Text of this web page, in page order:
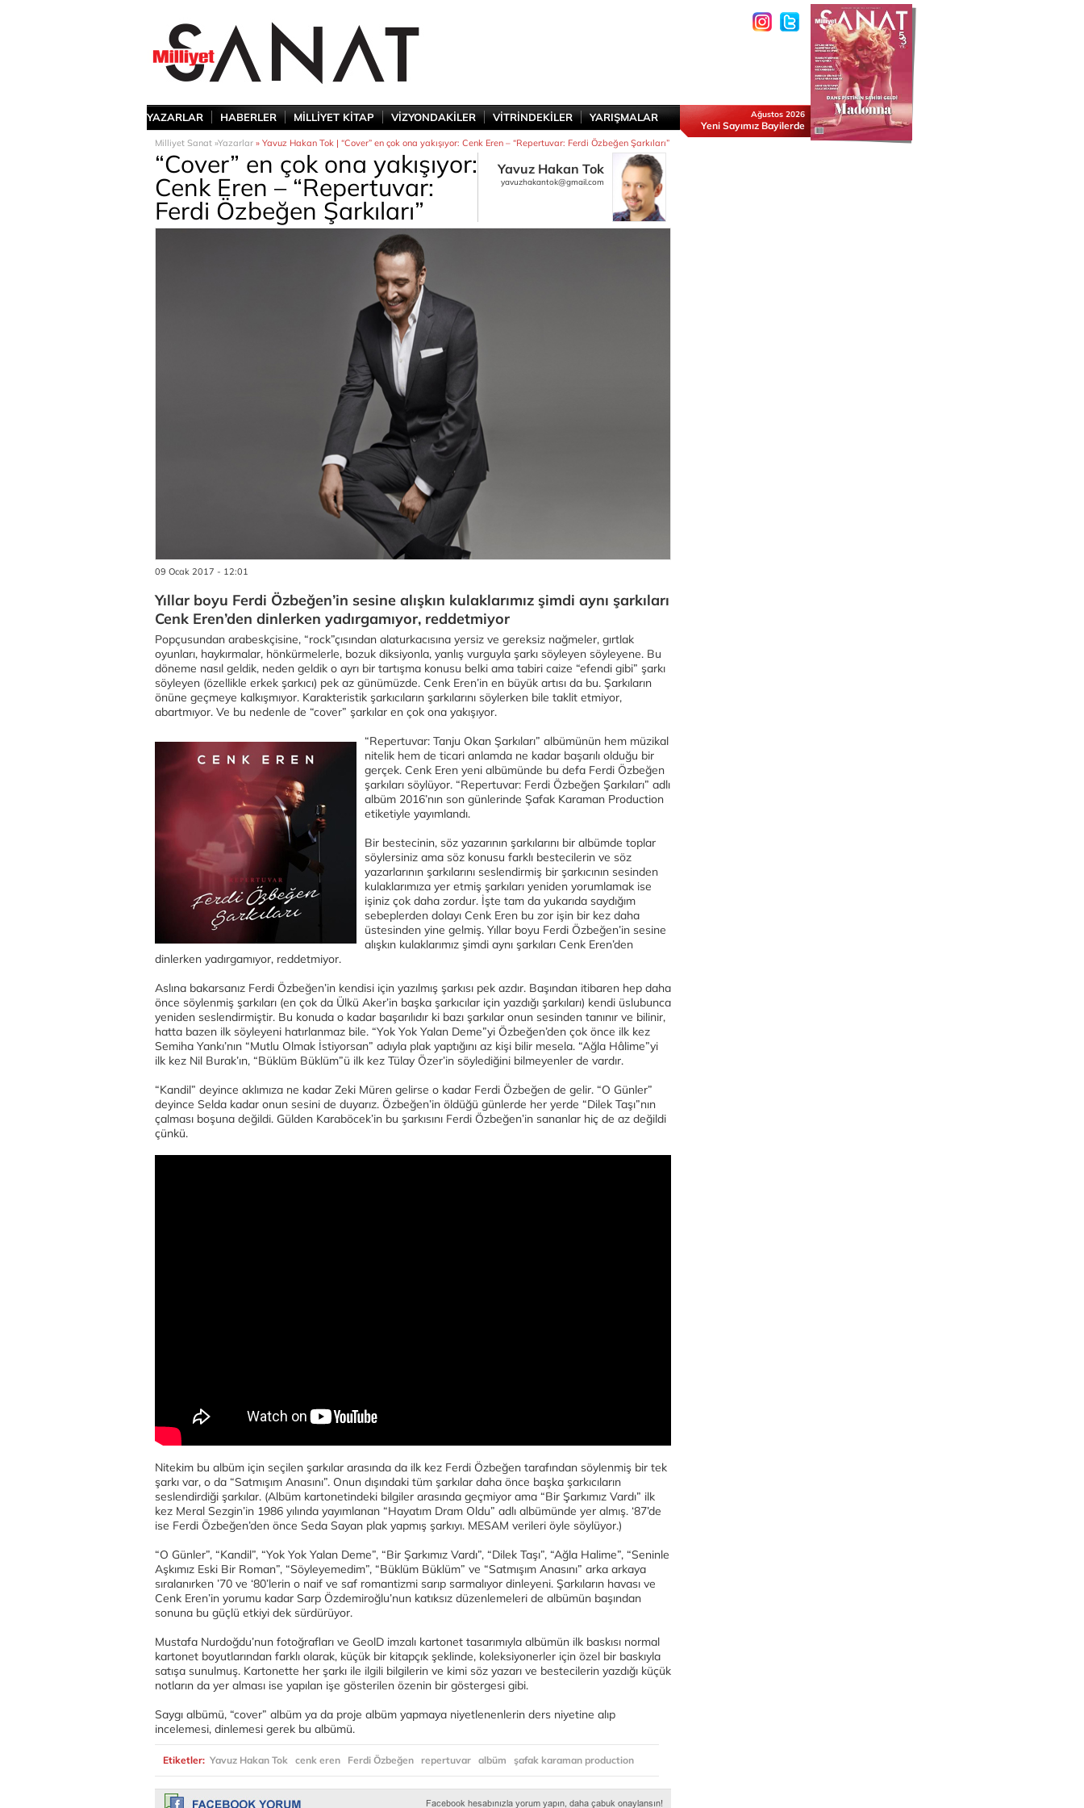
YAZARLAR HABERLER MİLLİYET KİTAP VİZYONDAKİLER VİTRİNDEKİLER YARIŞMALAR Ağustos 2026
Yeni Sayımız Bayilerde
Milliyet Sanat »Yazarlar » Yavuz Hakan Tok | “Cover” en çok ona yakışıyor: Cenk Eren – “Repertuvar: Ferdi Özbeğen Şarkıları”
“Cover” en çok ona yakışıyor:
Cenk Eren – “Repertuvar:
Ferdi Özbeğen Şarkıları”
Yavuz Hakan Tok
yavuzhakantok@gmail.com
09 Ocak 2017 - 12:01
Yıllar boyu Ferdi Özbeğen’in sesine alışkın kulaklarımız şimdi aynı şarkıları
Cenk Eren’den dinlerken yadırgamıyor, reddetmiyor
Popçusundan arabeskçisine, “rock”çısından alaturkacısına yersiz ve gereksiz nağmeler, gırtlak
oyunları, haykırmalar, hönkürmelerle, bozuk diksiyonla, yanlış vurguyla şarkı söyleyen söyleyene. Bu
döneme nasıl geldik, neden geldik o ayrı bir tartışma konusu belki ama tabiri caize “efendi gibi” şarkı
söyleyen (özellikle erkek şarkıcı) pek az günümüzde. Cenk Eren’in en büyük artısı da bu. Şarkıların
önüne geçmeye kalkışmıyor. Karakteristik şarkıcıların şarkılarını söylerken bile taklit etmiyor,
abartmıyor. Ve bu nedenle de “cover” şarkılar en çok ona yakışıyor.
“Repertuvar: Tanju Okan Şarkıları” albümünün hem müzikal
nitelik hem de ticari anlamda ne kadar başarılı olduğu bir
gerçek. Cenk Eren yeni albümünde bu defa Ferdi Özbeğen
şarkıları söylüyor. “Repertuvar: Ferdi Özbeğen Şarkıları” adlı
albüm 2016’nın son günlerinde Şafak Karaman Production
etiketiyle yayımlandı.
Bir bestecinin, söz yazarının şarkılarını bir albümde toplar
söylersiniz ama söz konusu farklı bestecilerin ve söz
yazarlarının şarkılarını seslendirmiş bir şarkıcının sesinden
kulaklarımıza yer etmiş şarkıları yeniden yorumlamak ise
işiniz çok daha zordur. İşte tam da yukarıda saydığım
sebeplerden dolayı Cenk Eren bu zor işin bir kez daha
üstesinden yine gelmiş. Yıllar boyu Ferdi Özbeğen’in sesine
alışkın kulaklarımız şimdi aynı şarkıları Cenk Eren’den
dinlerken yadırgamıyor, reddetmiyor.
Aslına bakarsanız Ferdi Özbeğen’in kendisi için yazılmış şarkısı pek azdır. Başından itibaren hep daha
önce söylenmiş şarkıları (en çok da Ülkü Aker’in başka şarkıcılar için yazdığı şarkıları) kendi üslubunca
yeniden seslendirmiştir. Bu konuda o kadar başarılıdır ki bazı şarkılar onun sesinden tanınır ve bilinir,
hatta bazen ilk söyleyeni hatırlanmaz bile. “Yok Yok Yalan Deme”yi Özbeğen’den çok önce ilk kez
Semiha Yankı’nın “Mutlu Olmak İstiyorsan” adıyla plak yaptığını az kişi bilir mesela. “Ağla Hâlime”yi
ilk kez Nil Burak’ın, “Büklüm Büklüm”ü ilk kez Tülay Özer’in söylediğini bilmeyenler de vardır.
“Kandil” deyince aklımıza ne kadar Zeki Müren gelirse o kadar Ferdi Özbeğen de gelir. “O Günler”
deyince Selda kadar onun sesini de duyarız. Özbeğen’in öldüğü günlerde her yerde “Dilek Taşı”nın
çalması boşuna değildi. Gülden Karaböcek’in bu şarkısını Ferdi Özbeğen’in sananlar hiç de az değildi
çünkü.
Nitekim bu albüm için seçilen şarkılar arasında da ilk kez Ferdi Özbeğen tarafından söylenmiş bir tek
şarkı var, o da “Satmışım Anasını”. Onun dışındaki tüm şarkılar daha önce başka şarkıcıların
seslendirdiği şarkılar. (Albüm kartonetindeki bilgiler arasında geçmiyor ama “Bir Şarkımız Vardı” ilk
kez Meral Sezgin’in 1986 yılında yayımlanan “Hayatım Dram Oldu” adlı albümünde yer almış. ‘87’de
ise Ferdi Özbeğen’den önce Seda Sayan plak yapmış şarkıyı. MESAM verileri öyle söylüyor.)
“O Günler”, “Kandil”, “Yok Yok Yalan Deme”, “Bir Şarkımız Vardı”, “Dilek Taşı”, “Ağla Halime”, “Seninle
Aşkımız Eski Bir Roman”, “Söyleyemedim”, “Büklüm Büklüm” ve “Satmışım Anasını” arka arkaya
sıralanırken ’70 ve ‘80’lerin o naif ve saf romantizmi sarıp sarmalıyor dinleyeni. Şarkıların havası ve
Cenk Eren’in yorumu kadar Sarp Özdemiroğlu’nun katıksız düzenlemeleri de albümün başından
sonuna bu güçlü etkiyi dek sürdürüyor.
Mustafa Nurdoğdu’nun fotoğrafları ve GeolD imzalı kartonet tasarımıyla albümün ilk baskısı normal
kartonet boyutlarından farklı olarak, küçük bir kitapçık şeklinde, koleksiyonerler için özel bir baskıyla
satışa sunulmuş. Kartonette her şarkı ile ilgili bilgilerin ve kimi söz yazarı ve bestecilerin yazdığı küçük
notların da yer alması ise yapılan işe gösterilen özenin bir göstergesi gibi.
Saygı albümü, “cover” albüm ya da proje albüm yapmaya niyetlenenlerin ders niyetine alıp
incelemesi, dinlemesi gerek bu albümü.
Etiketler: Yavuz Hakan Tok cenk eren Ferdi Özbeğen repertuvar albüm şafak karaman production